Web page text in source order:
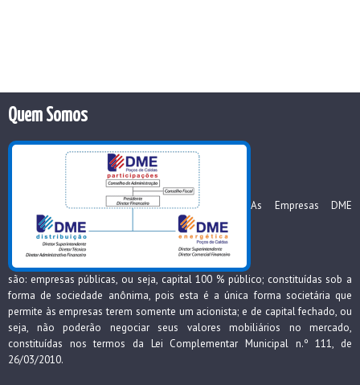
Quem Somos
As Empresas DME
são: empresas públicas, ou seja, capital 100 % público; constituídas sob a
forma de sociedade anônima, pois esta é a única forma societária que
permite às empresas terem somente um acionista; e de capital fechado, ou
seja, não poderão negociar seus valores mobiliários no mercado,
constituídas nos termos da Lei Complementar Municipal n.º 111, de
26/03/2010.